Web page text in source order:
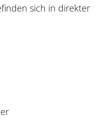
sich in direkter